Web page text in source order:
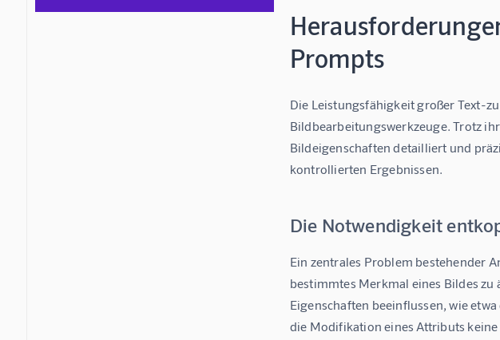
Prompts
Die Leistungsfähigkeit großer Text-
Bildbearbeitungswerkzeuge. Trotz
Bildeigenschaften detailliert und
kontrollierten Ergebnissen.
Die Notwendigkeit
Ein zentrales Problem bestehender
bestimmtes Merkmal eines Bildes
Eigenschaften beeinflussen, wie
die Modifikation eines Attributs